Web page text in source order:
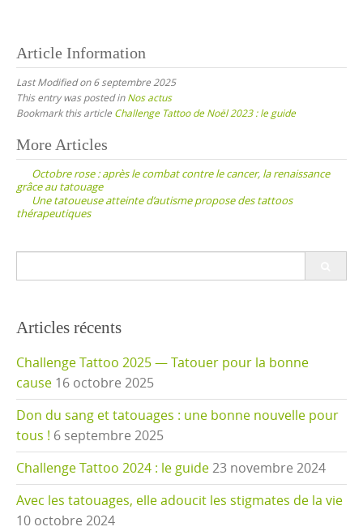
Article Information
Last Modified on 6 septembre 2025
This entry was posted inNos actus
Bookmark this article Challenge Tattoo de Noël 2023 : le guide
Post
navigation
More Articles
Octobre rose : après le combat contre le cancer, la renaissance
grâce au tatouage
Une tatoueuse atteinte d’autisme propose des tattoos
thérapeutiques
Articles récents
Challenge Tattoo 2025 — Tatouer pour la bonne
cause 16 octobre 2025
Don du sang et tatouages : une bonne nouvelle pour
tous ! 6 septembre 2025
Challenge Tattoo 2024 : le guide23 novembre 2024
Avec les tatouages, elle adoucit les stigmates de la vie
10 octobre 2024